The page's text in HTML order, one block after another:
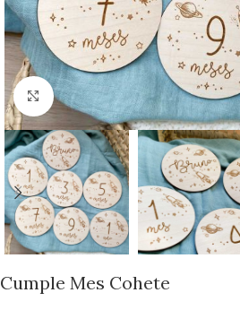
Clic para ampliar
Cumple Mes Cohete